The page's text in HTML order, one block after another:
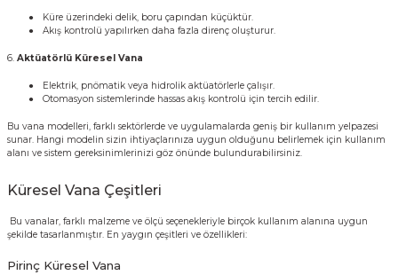
●
Küre üzerindeki delik, boru çapından küçüktür.
●
Akış kontrolü yapılırken daha fazla direnç oluşturur.
6. Aktüatörlü Küresel Vana
●
Elektrik, pnömatik veya hidrolik aktüatörlerle çalışır.
●
Otomasyon sistemlerinde hassas akış kontrolü için tercih edilir.
Bu vana modelleri, farklı sektörlerde ve uygulamalarda geniş bir kullanım yelpazesi
sunar. Hangi modelin sizin ihtiyaçlarınıza uygun olduğunu belirlemek için kullanım
alanı ve sistem gereksinimlerinizi göz önünde bulundurabilirsiniz.
Küresel Vana Çeşitleri
Bu vanalar, farklı malzeme ve ölçü seçenekleriyle birçok kullanım alanına uygun
şekilde tasarlanmıştır. En yaygın çeşitleri ve özellikleri:
Pirinç Küresel Vana